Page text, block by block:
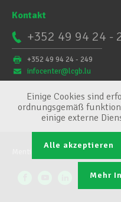
Kontakt
+352 49 94 24 -
+352 49 94 24 - 249
infocenter@lcgb.lu
Conditions
Einige Cookies sind
ordnungsgemäß
einige externe
Alle akzeptieren
Mehr